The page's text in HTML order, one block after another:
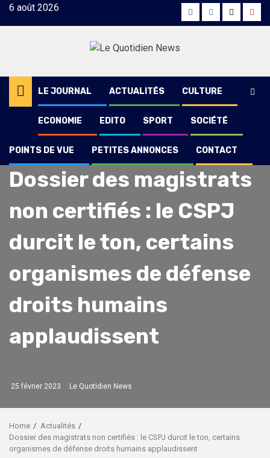
Skip6 août 2026 FacebookInstagram
Twitter
LE JOURNAL ACTUALITÉS CULTURE
ECONOMIE EDITO SPORT SOCIÉTÉ
POINTS DE VUE PETITES ANNONCES CONTACT
Actualités
Dossier des magistrats
non certifiés : le CSPJ
durcit le ton, certains
organismes de défense
droits humains
applaudissent
25 février 2023 Le Quotidien News
Home
Actualités
Dossier des magistrats non certifiés : le CSPJ durcit le ton, certains
organismes de défense droits humains applaudissent